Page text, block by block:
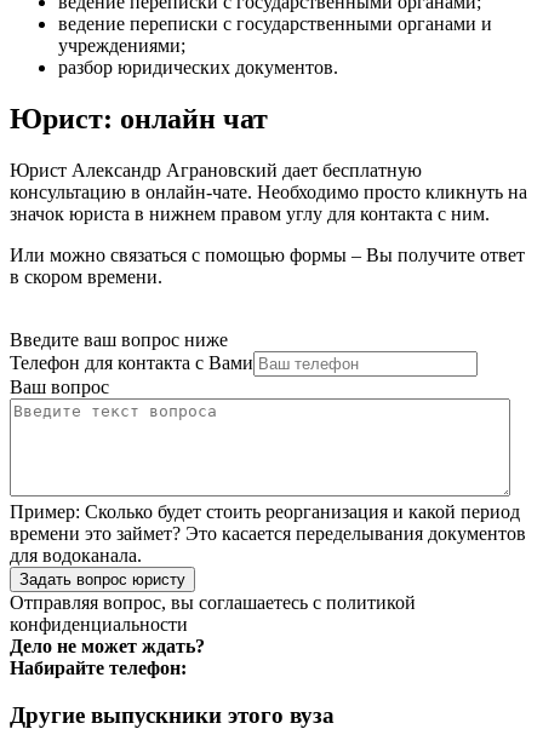
ведение переписки с государственными органами и
учреждениями;
разбор юридических документов.
Юрист: онлайн чат
Юрист Александр Аграновский дает бесплатную
консультацию в онлайн-чате. Необходимо просто кликнуть на
значок юриста в нижнем правом углу для контакта с ним.
Или можно связаться с помощью формы – Вы получите ответ
в скором времени.
Введите ваш вопрос ниже
Телефон для контакта с Вами
Ваш вопрос
Пример: Сколько будет стоить реорганизация и какой период
времени это займет? Это касается переделывания документов
для водоканала.
Задать вопрос юристу
Отправляя вопрос, вы соглашаетесь с политикой
конфиденциальности
Дело не может ждать?
Набирайте телефон:
Другие выпускники этого вуза